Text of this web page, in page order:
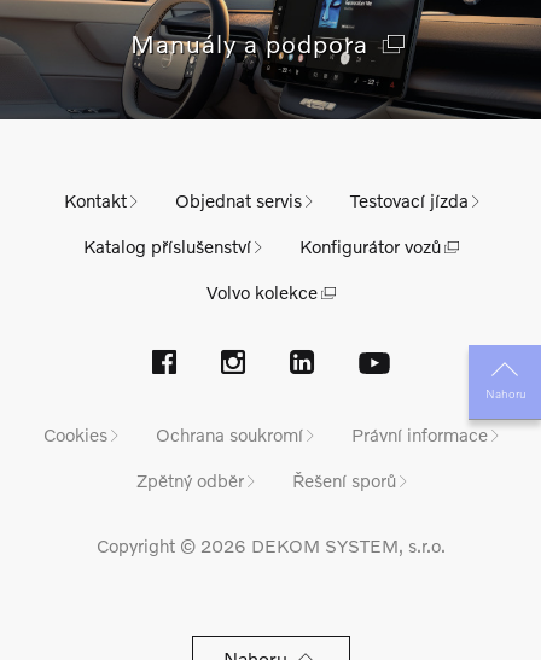
Manuály a podpora
Nahoru
Kontakt Objednat servis Testovací jízda
Katalog příslušenství Konfigurátor vozů
Volvo kolekce
Cookies Ochrana soukromí Právní informace
Zpětný odběr Řešení sporů
Copyright © 2026 DEKOM SYSTEM, s.r.o.